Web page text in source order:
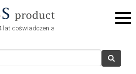
lat doświadczenia